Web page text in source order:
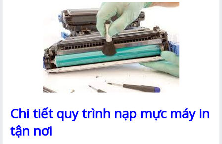
Chi tiết quy trình nạp mực máy in
tận nơi